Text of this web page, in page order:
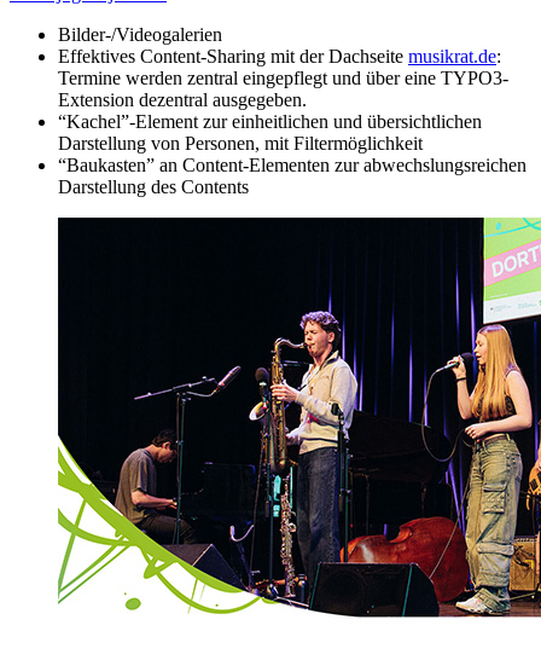
Bilder-/Videogalerien
Effektives Content-Sharing mit der Dachseite musikrat.de:
Termine werden zentral eingepflegt und über eine TYPO3-
Extension dezentral ausgegeben.
“Kachel”-Element zur einheitlichen und übersichtlichen
Darstellung von Personen, mit Filtermöglichkeit
“Baukasten” an Content-Elementen zur abwechslungsreichen
Darstellung des Contents